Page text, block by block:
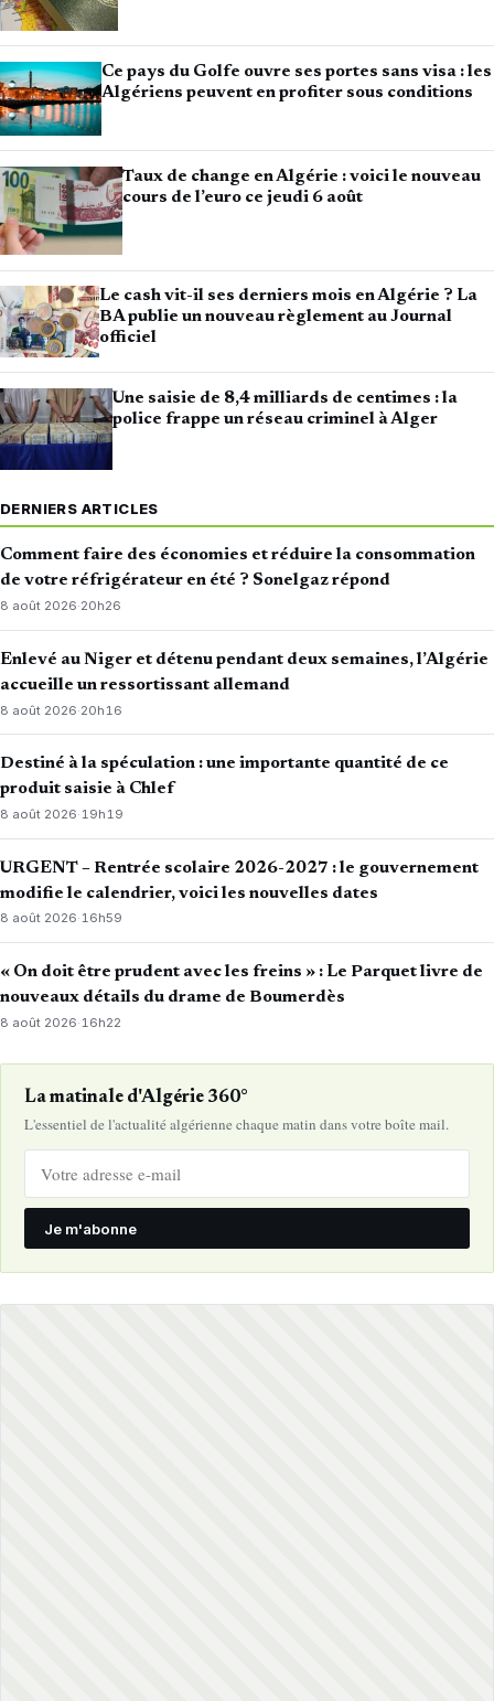
Ce pays du Golfe ouvre ses portes sans visa : les
Algériens peuvent en profiter sous conditions
Taux de change en Algérie : voici le nouveau
cours de l’euro ce jeudi 6 août
Le cash vit-il ses derniers mois en Algérie ? La
BA publie un nouveau règlement au Journal
officiel
Une saisie de 8,4 milliards de centimes : la
police frappe un réseau criminel à Alger
DERNIERS ARTICLES
Comment faire des économies et réduire la consommation
de votre réfrigérateur en été ? Sonelgaz répond
8 août 2026·20h26
Enlevé au Niger et détenu pendant deux semaines, l’Algérie
accueille un ressortissant allemand
8 août 2026·20h16
Destiné à la spéculation : une importante quantité de ce
produit saisie à Chlef
8 août 2026·19h19
URGENT – Rentrée scolaire 2026-2027 : le gouvernement
modifie le calendrier, voici les nouvelles dates
8 août 2026·16h59
« On doit être prudent avec les freins » : Le Parquet livre de
nouveaux détails du drame de Boumerdès
8 août 2026· 16h22
La matinale d'Algérie 360°
L'essentiel de l'actualité algérienne chaque matin dans votre boîte mail.
Je m'abonne